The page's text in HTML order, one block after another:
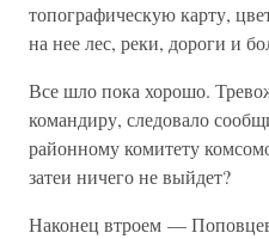
топографическую карту,
на нее лес, реки, дороги и
Все шло пока хорошо.
командиру, следовало
районному комитету
затеи ничего не выйдет?
Наконец втроем —